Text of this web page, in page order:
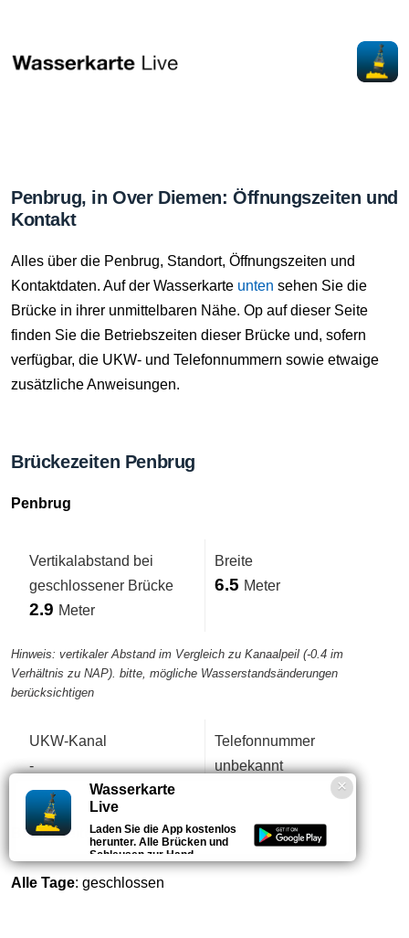
Penbrug, in Over Diemen: Öffnungszeiten und
Kontakt
Alles über die Penbrug, Standort, Öffnungszeiten und
Kontaktdaten. Auf der Wasserkarte unten sehen Sie die
Brücke in ihrer unmittelbaren Nähe. Op auf dieser Seite
finden Sie die Betriebszeiten dieser Brücke und, sofern
verfügbar, die UKW- und Telefonnummern sowie etwaige
zusätzliche Anweisungen.
Brückezeiten Penbrug
Penbrug
Vertikalabstand bei
geschlossener Brücke
2.9 Meter
Breite
6.5 Meter
Hinweis: vertikaler Abstand im Vergleich zu Kanaalpeil (-0.4 im
Verhältnis zu NAP). bitte, mögliche Wasserstandsänderungen
berücksichtigen
UKW-Kanal
-
Telefonnummer
unbekannt
Bedienzeiten diese Woche
Alle Tage: geschlossen
Wasserkarte
Live
Laden Sie die App kostenlos
herunter. Alle Brücken und
Schleusen zur Hand.